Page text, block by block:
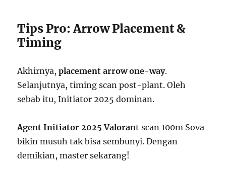
Tips Pro: Arrow Placement &
Timing
Akhirnya,placement arrow one-way.
Selanjutnya, timing scan post-plant. Oleh
sebab itu, Initiator 2025 dominan.
Agent Initiator 2025 Valorant scan 100m Sova
bikin musuh tak bisa sembunyi. Dengan
demikian, master sekarang!